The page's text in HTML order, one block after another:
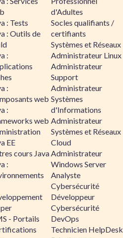
: Tests
: Outils de
:
:
web
:
web
EE
cours Java
:
- Portails
d'Adultes
Socles qualifiants /
certifiants
Systèmes et Réseaux
Administrateur Linux
Administrateur
Support
Administrateur
Systèmes
d'Informations
Administrateur
Systèmes et Réseaux
Cloud
Administrateur
Windows Server
Analyste
Cybersécurité
Développeur
Cybersécurité
DevOps
Technicien HelpDesk